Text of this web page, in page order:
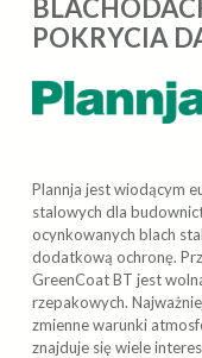
POKRYCIA
Plannja jest wiodącym
stalowych dla
ocynkowanych blach
dodatkową ochronę.
GreenCoat BT jest
rzepakowych.
zmienne warunki
znajduje się wiele